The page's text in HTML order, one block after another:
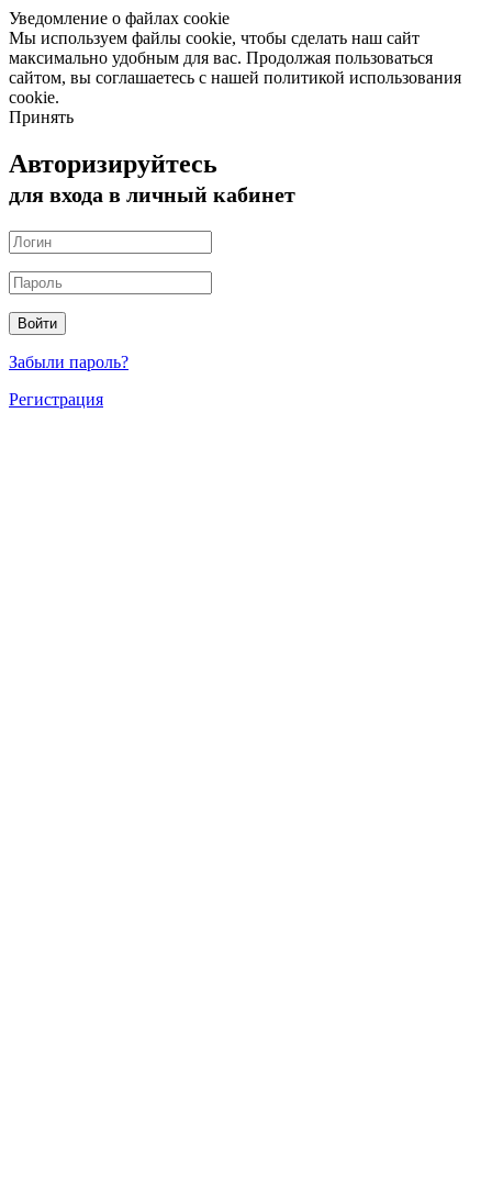
Уведомление о файлах cookie
Мы используем файлы cookie, чтобы сделать наш сайт
максимально удобным для вас. Продолжая пользоваться
сайтом, вы соглашаетесь с нашей политикой использования
cookie.
Принять
Авторизируйтесь
для входа в личный кабинет
Забыли пароль?
Регистрация